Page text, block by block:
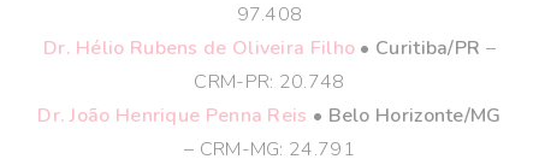
97.408
Dr. Hélio Rubens de Oliveira Filho • Curitiba/PR –
CRM-PR: 20.748
Dr. João Henrique Penna Reis • Belo Horizonte/MG
– CRM-MG: 24.791